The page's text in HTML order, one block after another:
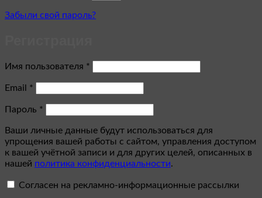
Забыли свой пароль?
Имя пользователя *
Email *
Пароль *
Ваши личные данные будут использоваться для
упрощения вашей работы с сайтом, управления доступом
к вашей учётной записи и для других целей, описанных в
нашей политика конфиденциальности.
Согласен на рекламно-информационные рассылки